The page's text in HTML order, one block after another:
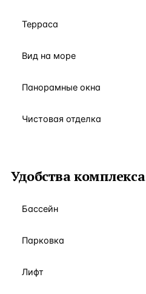
Терраса
Вид на море
Панорамные окна
Чистовая отделка
Удобства комплекса
Бассейн
Парковка
Лифт